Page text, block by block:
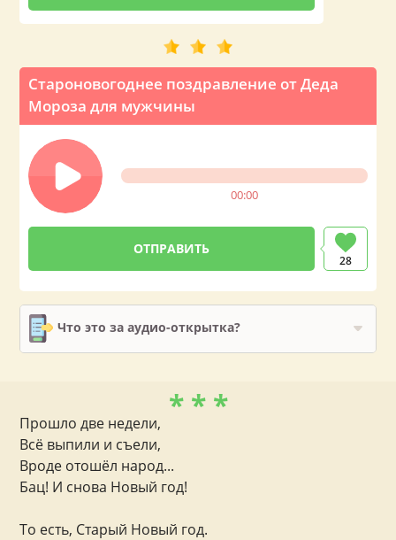
Староновогоднее поздравление от Деда
Мороза для мужчины
00:00
28
Что это за аудио-открытка?
* * *
Прошло две недели,
Всё выпили и съели,
Вроде отошёл народ...
Бац! И снова Новый год!
То есть, Старый Новый год.